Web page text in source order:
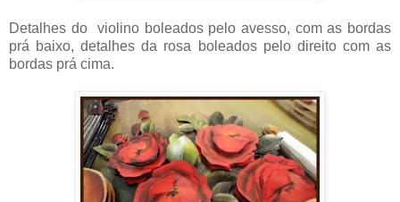
Detalhes do violino boleados pelo avesso, com as bordas
prá baixo, detalhes da rosa boleados pelo direito com as
bordas prá cima.